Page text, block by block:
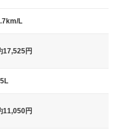
L
17,525円
11,050円